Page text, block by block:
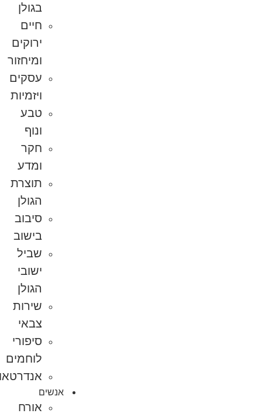
בגולן
חיים
ירוקים
ומיחזור
עסקים
ויזמיות
טבע
חקר
ומדע
תוצרת
הגולן
סיבוב
בישוב
שביל
ישובי
הגולן
שירות
צבאי
סיפורי
לוחמים
אנדרטאות
אנשים
אורח